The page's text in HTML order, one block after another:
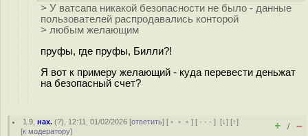
> У ватсапа никакой безопасности не было - данные
пользователей распродавались конторой
> любым желающим
пруфы, где пруфы, Билли?!
Я вот к примеру желающий - куда перевести деньжат
на безопасный счет?
1.9 ,нах. (?), 12:11, 01/02/2026 [ответить] [ ﹢﹢﹢] [ · · ·][↓] [↑]
[к модератору] + / –